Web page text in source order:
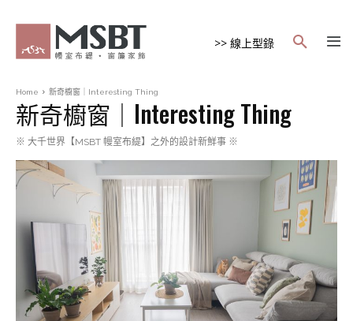
>> 線上型錄
Home 新奇櫥窗｜Interesting Thing
新奇櫥窗｜Interesting Thing
※ 大千世界【MSBT 幔室布緹】之外的設計新鮮事 ※